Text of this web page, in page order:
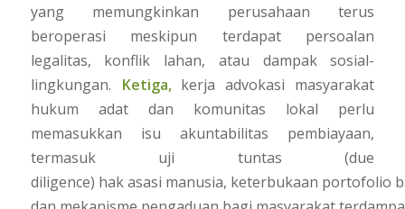
yang memungkinkan perusahaan terus
beroperasi meskipun terdapat persoalan
legalitas, konflik lahan, atau dampak sosial-
lingkungan.
Ketiga,kerja advokasi masyarakat
hukum adat dan komunitas lokal perlu
memasukkan isu akuntabilitas pembiayaan,
termasuk uji tuntas (due
diligence) hak asasi manusia, keterbukaan portofolio